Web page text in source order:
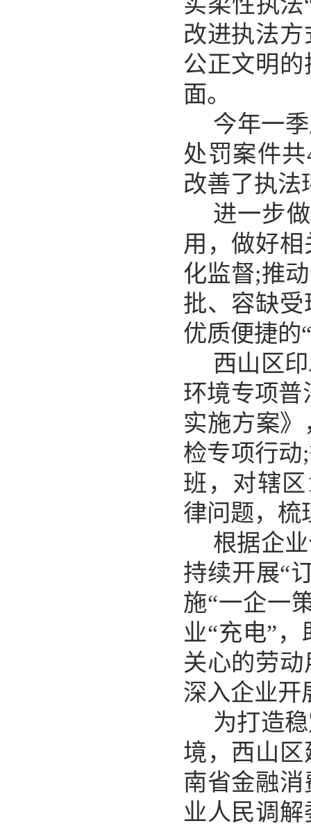
改进执法
公正文明
面。
今年一
处罚案件
改善了执法
进一步
用，做好
化监督;推
批、容缺
优质便捷的
西山区
环境专项普
实施方案
检专项行动
班，对辖
律问题，梳
根据企
持续开展“
施“一企一
业“充电”
关心的劳
深入企业开
为打造
境，西山
南省金融
业人民调